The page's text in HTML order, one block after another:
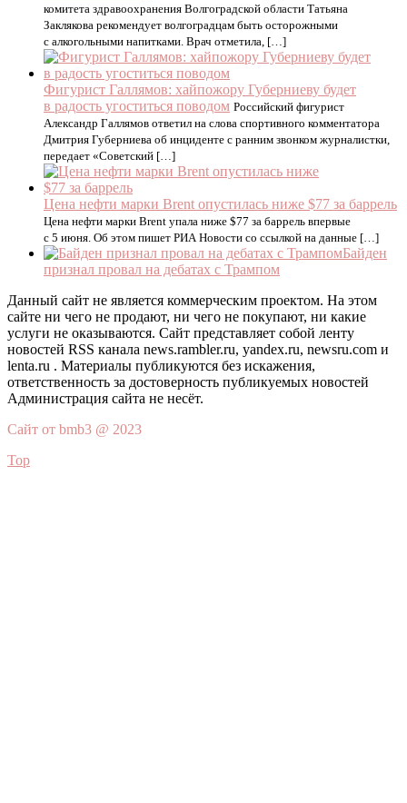
комитета здравоохранения Волгоградской области Татьяна
Заклякова рекомендует волгоградцам быть осторожными
с алкогольными напитками. Врач отметила, […]
Фигурист Галлямов: хайпожору Губерниеву будет
в радость угоститься поводом Российский фигурист
Александр Галлямов ответил на слова спортивного комментатора
Дмитрия Губерниева об инциденте с ранним звонком журналистки,
передает «Советский […]
Цена нефти марки Brent опустилась ниже $77 за баррель
Цена нефти марки Brent упала ниже $77 за баррель впервые
с 5 июня. Об этом пишет РИА Новости со ссылкой на данные […]
Байден
признал провал на дебатах с Трампом
Данный сайт не является коммерческим проектом. На этом
сайте ни чего не продают, ни чего не покупают, ни какие
услуги не оказываются. Сайт представляет собой ленту
новостей RSS канала news.rambler.ru, yandex.ru, newsru.com и
lenta.ru . Материалы публикуются без искажения,
ответственность за достоверность публикуемых новостей
Администрация сайта не несёт.
Сайт от bmb3 @ 2023
Top